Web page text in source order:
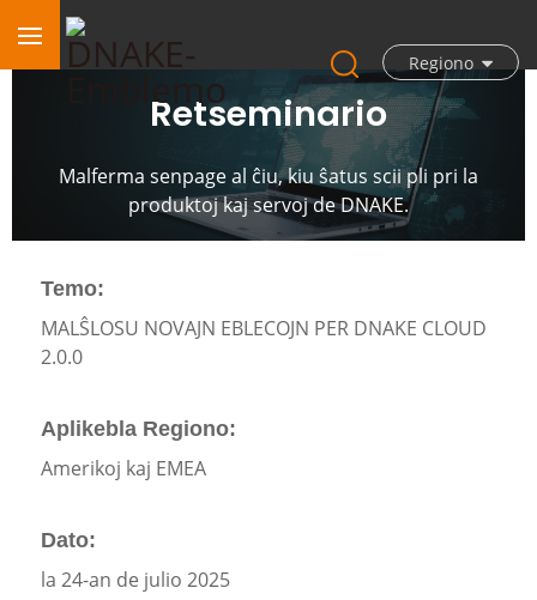
Regiono
Retseminario
Malferma senpage al ĉiu, kiu ŝatus scii pli pri la
produktoj kaj servoj de DNAKE.
Temo:
MALŜLOSU NOVAJN EBLECOJN PER DNAKE CLOUD
2.0.0
Aplikebla Regiono:
Amerikoj kaj EMEA
Dato:
la 24-an de julio 2025